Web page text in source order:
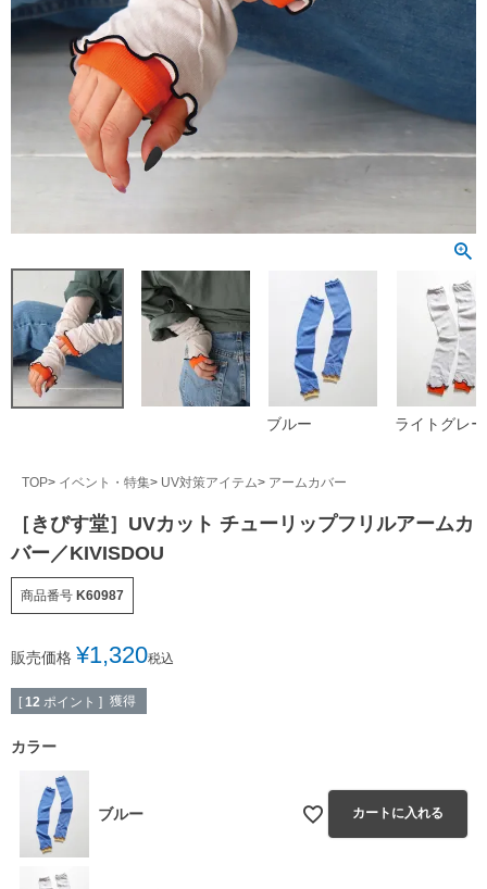
ブルー ライトグレー
TOP イベント・特集 UV対策アイテム アームカバー
［きびす堂］UVカット チューリップフリルアームカ
バー／KIVISDOU
商品番号 K60987
販売価格 ¥1,320税込
[ 12 ポイント ] 獲得
カラー
ブルー カートに入れる